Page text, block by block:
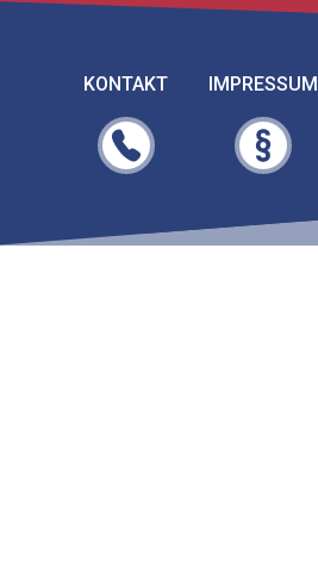
KONTAKT IMPRESSUM